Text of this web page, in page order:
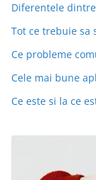
Diferentele
Tot ce trebuie sa
Ce probleme
Cele mai bune
Ce este si la ce